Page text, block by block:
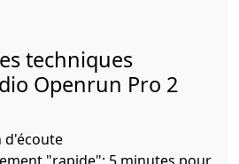
techniques
Openrun Pro 2
d'écoute